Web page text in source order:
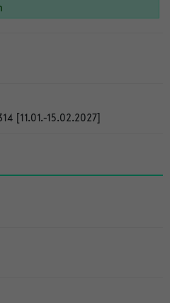
[11.01.-15.02.2027]